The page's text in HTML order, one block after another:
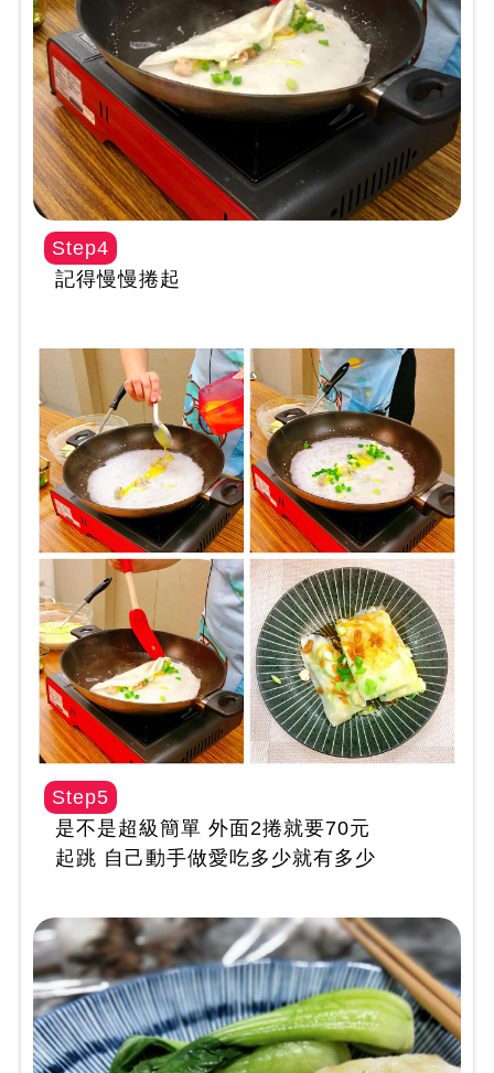
Step4
記得慢慢捲起
Step5
是不是超級簡單 外面2捲就要70元
起跳 自己動手做愛吃多少就有多少